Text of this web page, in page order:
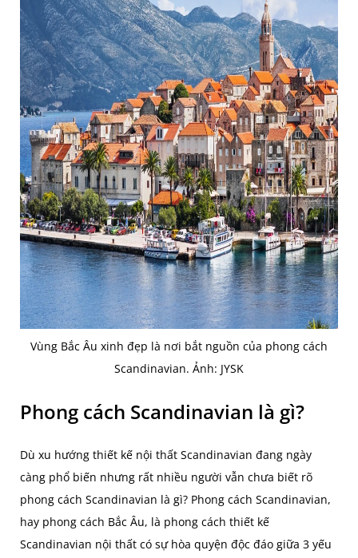
Vùng Bắc Âu xinh đẹp là nơi bắt nguồn của phong cách
Scandinavian. Ảnh: JYSK
Phong cách Scandinavian là gì?
Dù xu hướng thiết kế nội thất Scandinavian đang ngày
càng phổ biến nhưng rất nhiều người vẫn chưa biết rõ
phong cách Scandinavian là gì? Phong cách Scandinavian,
hay phong cách Bắc Âu, là phong cách thiết kế
Scandinavian nội thất có sự hòa quyện độc đáo giữa 3 yếu